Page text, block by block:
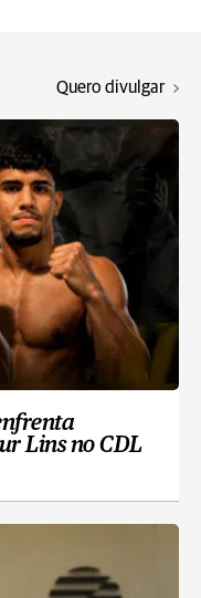
Quero divulgar
Lins no CDL